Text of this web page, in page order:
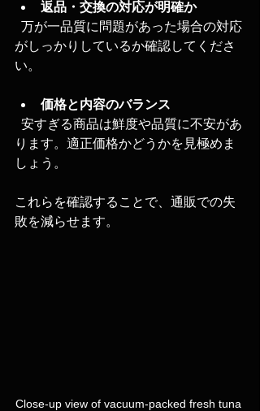
返品・交換の対応が明確か
がしっかりしているか確認してくださ
い。
価格と内容のバランス
ります。適正価格かどうかを見極めま
しょう。
これらを確認することで、通販での失
敗を減らせます。
Close-up view of vacuum-packed fresh tuna